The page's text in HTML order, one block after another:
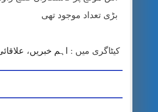
بڑی تعداد موجود تھی
کیٹاگری میں : اہم خبریں،